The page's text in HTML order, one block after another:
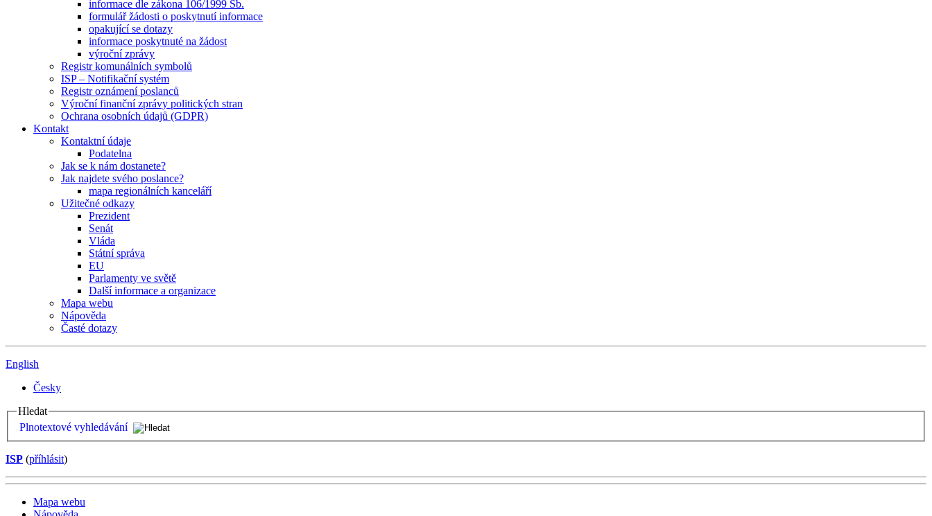
informace dle zákona 106/1999 Sb.
formulář žádosti o poskytnutí informace
opakující se dotazy
informace poskytnuté na žádost
výroční zprávy
Registr komunálních symbolů
ISP – Notifikační systém
Registr oznámení poslanců
Výroční finanční zprávy politických stran
Ochrana osobních údajů (GDPR)
Kontakt
Kontaktní údaje
Podatelna
Jak se k nám dostanete?
Jak najdete svého poslance?
mapa regionálních kanceláří
Užitečné odkazy
Prezident
Senát
Vláda
Státní správa
EU
Parlamenty ve světě
Další informace a organizace
Mapa webu
Nápověda
Časté dotazy
English
Česky
Hledat
Plnotextové vyhledávání
ISP (příhlásit)
Mapa webu